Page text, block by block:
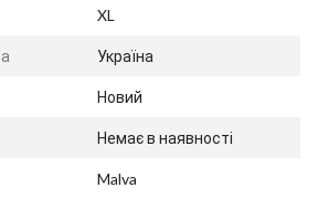
XL
Україна
Новий
Немає в наявності
Malva